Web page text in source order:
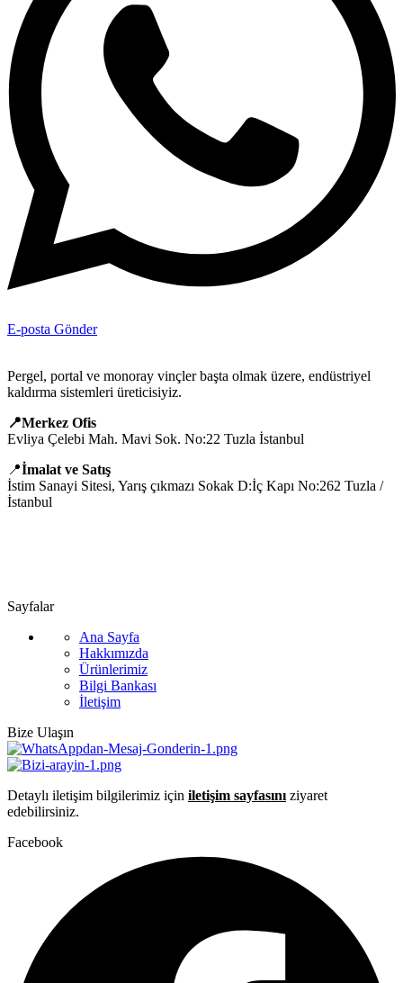
E-posta Gönder
Pergel, portal ve monoray vinçler başta olmak üzere, endüstriyel
kaldırma sistemleri üreticisiyiz.
📍Merkez Ofis
Evliya Çelebi Mah. Mavi Sok. No:22 Tuzla İstanbul
📍İmalat ve Satış
İstim Sanayi Sitesi, Yarış çıkmazı Sokak D:İç Kapı No:262 Tuzla /
İstanbul
Sayfalar
Ana Sayfa
Hakkımızda
Ürünlerimiz
Bilgi Bankası
İletişim
Bize Ulaşın
Detaylı iletişim bilgilerimiz için iletişim sayfasını ziyaret
edebilirsiniz.
Facebook